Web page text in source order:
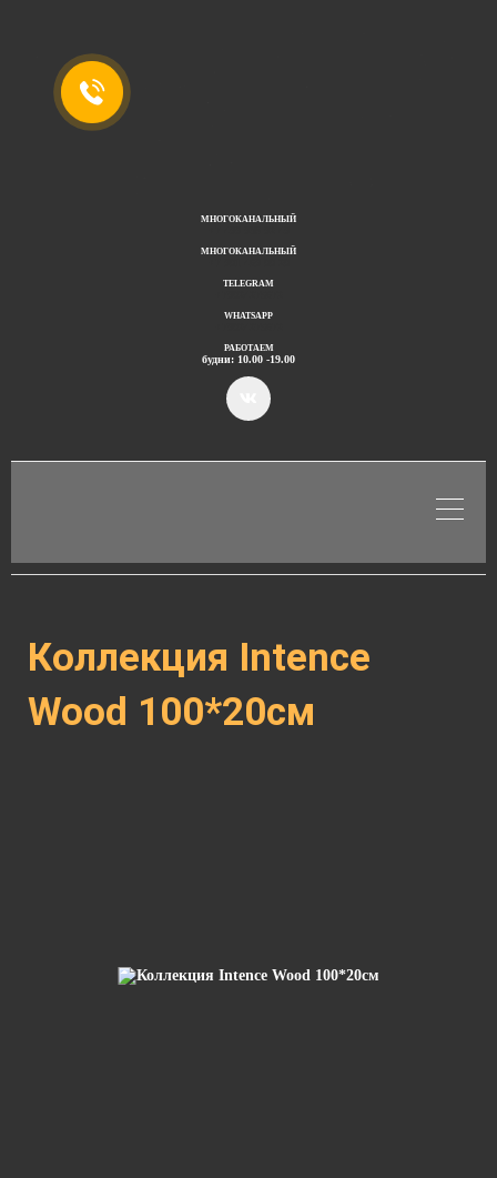
МНОГОКАНАЛЬНЫЙ
МНОГОКАНАЛЬНЫЙ
TELEGRAM
WHATSAPP
РАБОТАЕМ
будни: 10.00 -19.00
Коллекция Intence
Wood 100*20см